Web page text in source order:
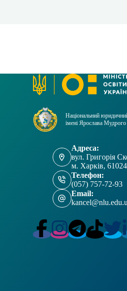
Національний
імені Ярослава Мудрого
Адреса:
вул. Григорія
м. Харків, 61024
Телефон:
(057) 757-72-93
Email: